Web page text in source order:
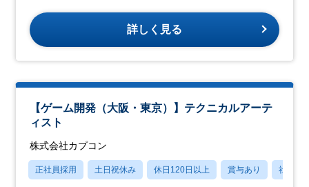
詳しく見る
【ゲーム開発（大阪・東京）】テクニカルアーテ
ィスト
株式会社カプコン
正社員採用 土日祝休み 休日120日以上 賞与あり 社宅・